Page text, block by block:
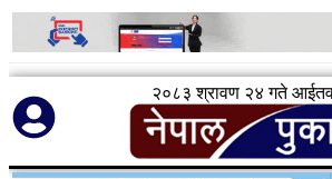
२०८३ श्रावण २४ गते